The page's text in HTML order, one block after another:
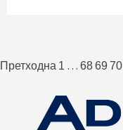
Пагинација
чланака
Претходна 1 … 6869 70